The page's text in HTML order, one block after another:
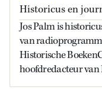
Historicus en
Jos Palm is
van
Historische
hoofdredacteur